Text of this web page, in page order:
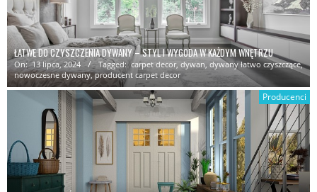
ŁATWE DO CZYSZCZENIA DYWANY – STYL I WYGODA W KAŻDYM WNĘTRZU
On: 13 lipca, 2024 Tagged: carpet decor, dywan, dywany łatwo czyszczące,
nowoczesne dywany,producent carpet decor
Producenci